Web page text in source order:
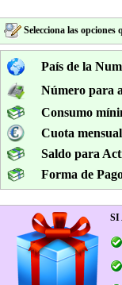
Selecciona las
País de la
Número para
Consumo
Cuota
Saldo para
Forma de
SI